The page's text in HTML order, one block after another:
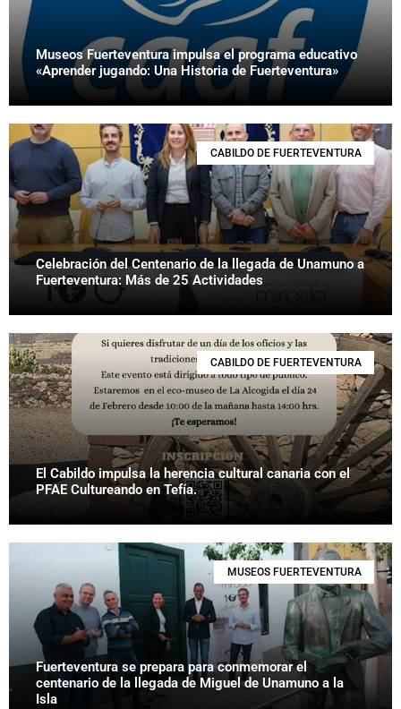
Museos Fuerteventura impulsa el programa educativo
«Aprender jugando: Una Historia de Fuerteventura»
CABILDO DE FUERTEVENTURA
Celebración del Centenario de la llegada de Unamuno a
Fuerteventura: Más de 25 Actividades
CABILDO DE FUERTEVENTURA
El Cabildo impulsa la herencia cultural canaria con el
PFAE Cultureando en Tefía.
MUSEOS FUERTEVENTURA
Fuerteventura se prepara para conmemorar el
centenario de la llegada de Miguel de Unamuno a la
Isla